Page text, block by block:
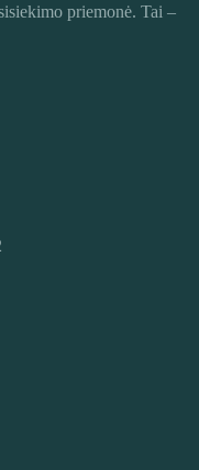
priemonė. Tai –